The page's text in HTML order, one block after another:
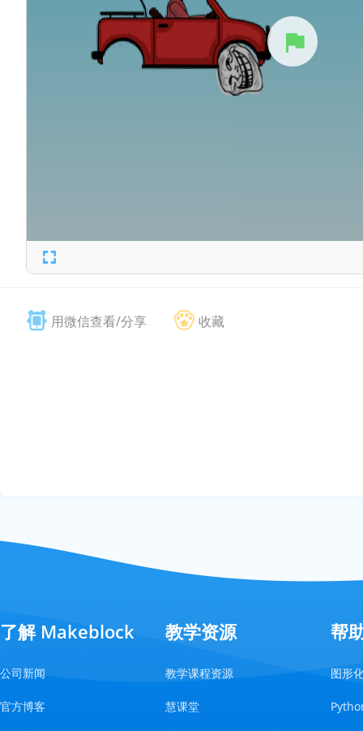
用微信查看/分享 收藏
了解 Makeblock
公司新闻
官方博客
教学资源
教学课程资源
慧课堂
帮
图形